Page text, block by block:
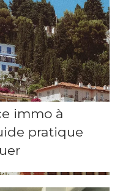
immo à
pratique